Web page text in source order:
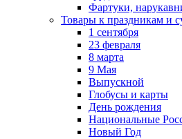
Фартуки,
Товары к праздникам и
1 сентября
23 февраля
8 марта
9 Мая
Выпускной
Глобусы и карты
День рождения
Национальные
Новый Год